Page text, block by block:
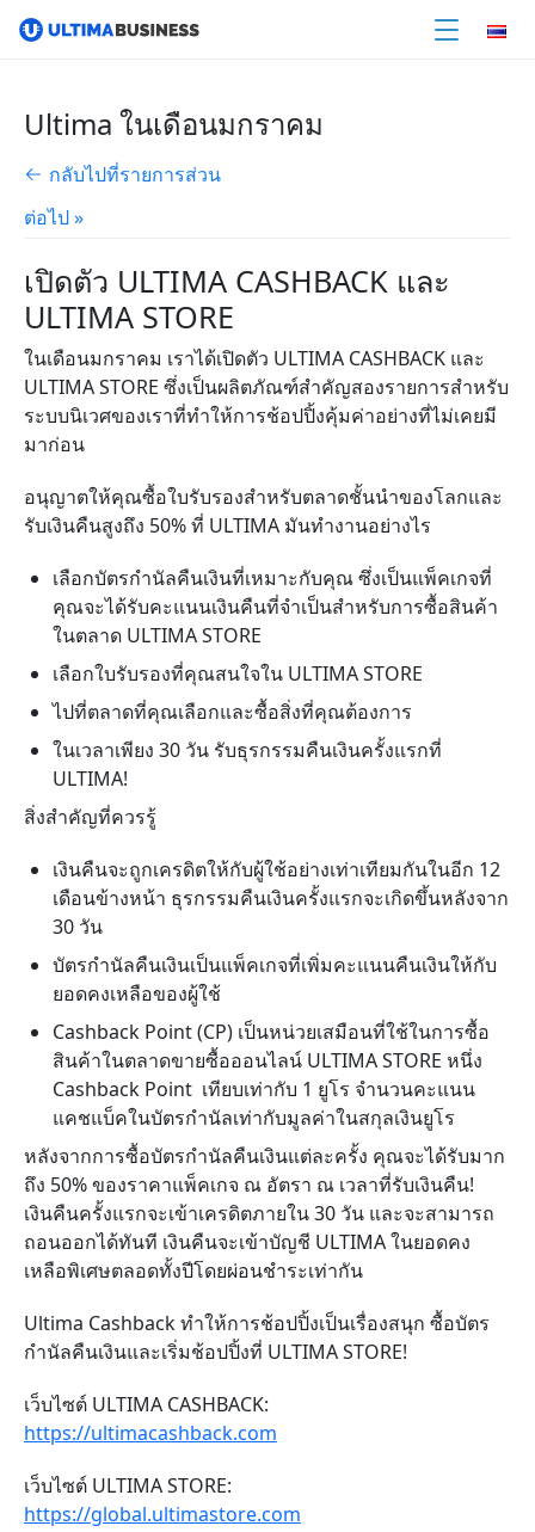
Ultima ในเดือนมกราคม
กลับไปที่รายการส่วน
ต่อไป »
เปิดตัว ULTIMA CASHBACK และ
ULTIMA STORE
ในเดือนมกราคม เราได้เปิดตัว ULTIMA CASHBACK และ
ULTIMA STORE ซึ่งเป็นผลิตภัณฑ์สำคัญสองรายการสำหรับ
ระบบนิเวศของเราที่ทำให้การช้อปปิ้งคุ้มค่าอย่างที่ไม่เคยมี
มาก่อน
อนุญาตให้คุณซื้อใบรับรองสำหรับตลาดชั้นนำของโลกและ
รับเงินคืนสูงถึง 50% ที่ ULTIMA มันทำงานอย่างไร
เลือกบัตรกำนัลคืนเงินที่เหมาะกับคุณ ซึ่งเป็นแพ็คเกจที่
คุณจะได้รับคะแนนเงินคืนที่จำเป็นสำหรับการซื้อสินค้า
ในตลาด ULTIMA STORE
เลือกใบรับรองที่คุณสนใจใน ULTIMA STORE
ไปที่ตลาดที่คุณเลือกและซื้อสิ่งที่คุณต้องการ
ในเวลาเพียง 30 วัน รับธุรกรรมคืนเงินครั้งแรกที่
ULTIMA!
สิ่งสำคัญที่ควรรู้
เงินคืนจะถูกเครดิตให้กับผู้ใช้อย่างเท่าเทียมกันในอีก 12
เดือนข้างหน้า ธุรกรรมคืนเงินครั้งแรกจะเกิดขึ้นหลังจาก
30 วัน
บัตรกำนัลคืนเงินเป็นแพ็คเกจที่เพิ่มคะแนนคืนเงินให้กับ
ยอดคงเหลือของผู้ใช้
Cashback Point (CP) เป็นหน่วยเสมือนที่ใช้ในการซื้อ
สินค้าในตลาดขายซื้อออนไลน์ ULTIMA STORE หนึ่ง
Cashback Point เทียบเท่ากับ 1 ยูโร จำนวนคะแนน
แคชแบ็คในบัตรกำนัลเท่ากับมูลค่าในสกุลเงินยูโร
หลังจากการซื้อบัตรกำนัลคืนเงินแต่ละครั้ง คุณจะได้รับมาก
ถึง 50% ของราคาแพ็คเกจ ณ อัตรา ณ เวลาที่รับเงินคืน!
เงินคืนครั้งแรกจะเข้าเครดิตภายใน 30 วัน และจะสามารถ
ถอนออกได้ทันที เงินคืนจะเข้าบัญชี ULTIMA ในยอดคง
เหลือพิเศษตลอดทั้งปีโดยผ่อนชำระเท่ากัน
Ultima Cashback ทำให้การช้อปปิ้งเป็นเรื่องสนุก ซื้อบัตร
กำนัลคืนเงินและเริ่มช้อปปิ้งที่ ULTIMA STORE!
เว็บไซต์ ULTIMA CASHBACK:
https://ultimacashback.com
เว็บไซต์ ULTIMA STORE:
https://global.ultimastore.com